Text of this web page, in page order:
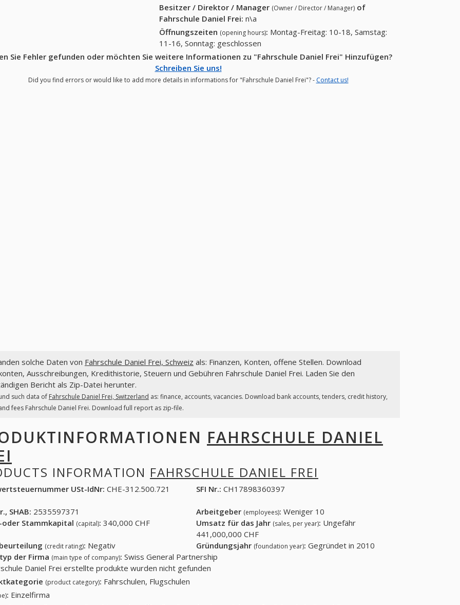
Besitzer / Direktor / Manager (Owner / Director / Manager) of
Fahrschule Daniel Frei: n\a
Öffnungszeiten (opening hours): Montag-Freitag: 10-18, Samstag:
11-16, Sonntag: geschlossen
Sie Fehler gefunden oder möchten Sie weitere Informationen zu "Fahrschule Daniel Frei" Hinzufügen?
Schreiben Sie uns!
Did you find errors or would like to add more details in informations for "Fahrschule Daniel Frei"? - Contact us!
solche Daten von Fahrschule Daniel Frei, Schweiz als: Finanzen, Konten, offene Stellen. Download
Ausschreibungen, Kredithistorie, Steuern und Gebühren Fahrschule Daniel Frei. Laden Sie den
Bericht als Zip-Datei herunter.
such data of Fahrschule Daniel Frei, Switzerland as: finance, accounts, vacancies. Download bank accounts, tenders, credit history,
fees Fahrschule Daniel Frei. Download full report as zip-file.
FAHRSCHULE DANIEL
INFORMATION FAHRSCHULE DANIEL FREI
USt-IdNr: CHE-312.500.721 SFI Nr.: CH17898360397
SHAB: 2535597371 Arbeitgeber (employees): Weniger 10
oder Stammkapital (capital): 340,000 CHF Umsatz für das Jahr (sales, per year): Ungefähr
441,000,000 CHF
(credit rating): Negativ Gründungsjahr (foundation year): Gegründet in 2010
der Firma (main type of company): Swiss General Partnership
Daniel Frei erstellte produkte wurden nicht gefunden
(product category): Fahrschulen, Flugschulen
: Einzelfirma